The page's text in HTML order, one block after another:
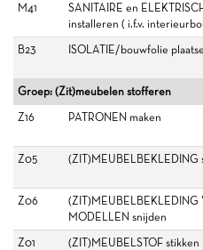
M41
SANITAIRE en
installeren ( i.f.v.
B23
ISOLATIE/bouwfolie
Groep: (Zit)meubelen stofferen
Z16
PATRONEN maken
Z05
(ZIT)MEUBELBEKLEDING
Z06
(ZIT)MEUBELBEKLEDING
MODELLEN snijden
Z01
(ZIT)MEUBELSTOF stikken